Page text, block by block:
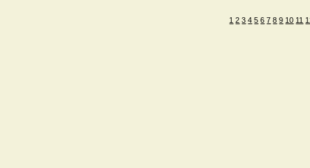
1 2 3 4 5 6 7 8 9 10 11